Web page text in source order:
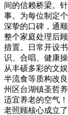
间的信赖桥梁。
事。为每位制定
深挚的口碑，通
整个家庭处理后
措置。日常开设
识、合唱、健康
从丰硕多彩的文
半流食等质构改
州区台湖镇圣哲
适宜养老的空气
老照顾核心成立